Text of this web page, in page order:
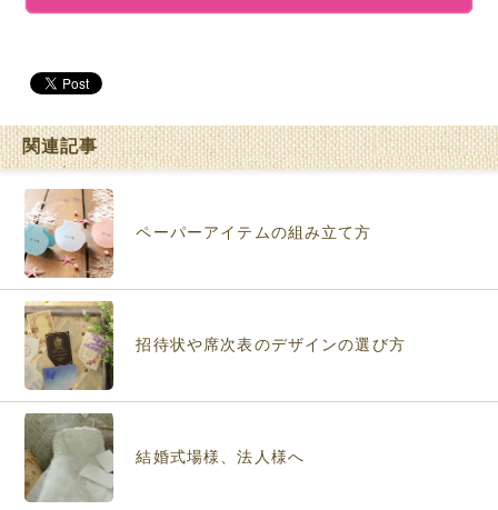
関連記事
ペーパーアイテムの組み立て方
招待状や席次表のデザインの選び方
結婚式場様、法人様へ